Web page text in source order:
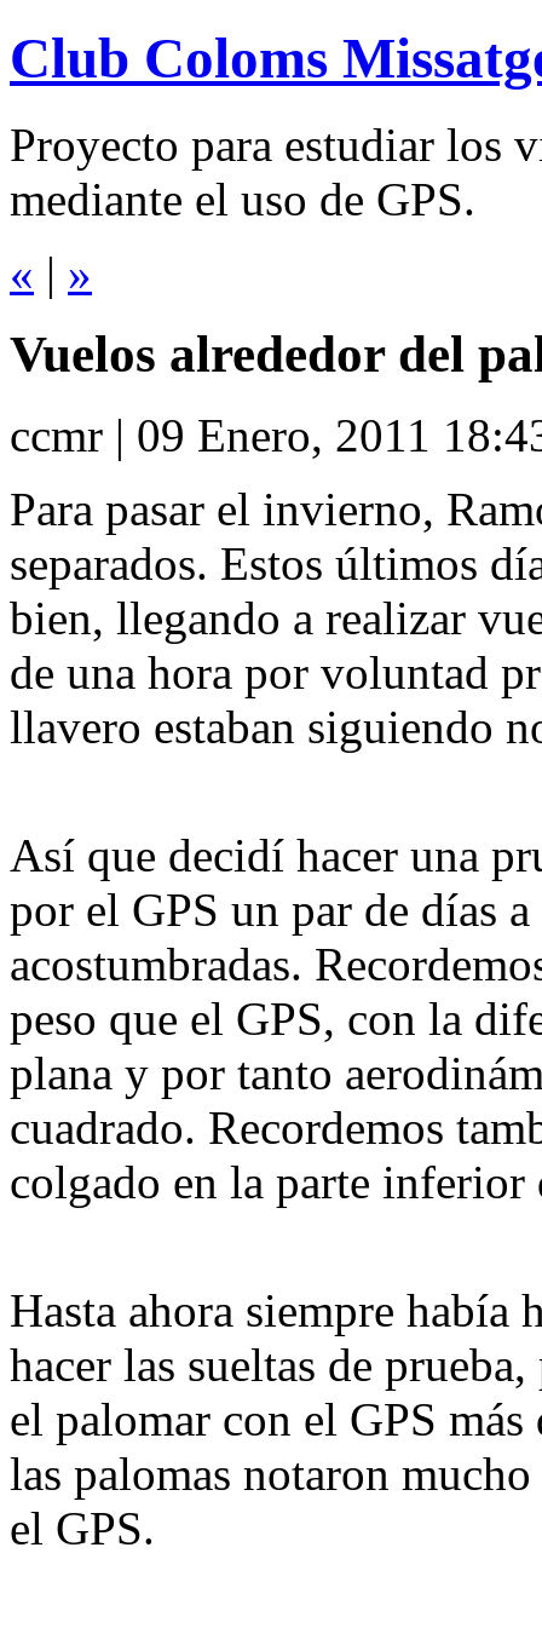
Club Coloms
Proyecto para estudiar los
mediante el uso de GPS.
« | »
Vuelos alrededor del
ccmr | 09 Enero, 2011
Para pasar el invierno,
separados. Estos últimos
bien, llegando a realizar
de una hora por voluntad
llavero estaban siguiendo
Así que decidí hacer una
por el GPS un par de días
acostumbradas.
peso que el GPS, con la
plana y por tanto
cuadrado. Recordemos
colgado en la parte inferior
Hasta ahora siempre había
hacer las sueltas de
el palomar con el GPS
las palomas notaron
el GPS.